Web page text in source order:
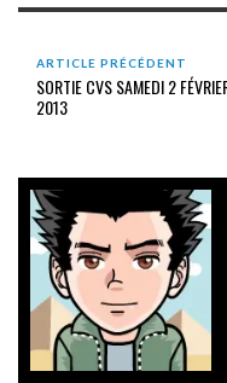
ARTICLE PRÉCÉDENT
SORTIE CVS SAMEDI 2
2013